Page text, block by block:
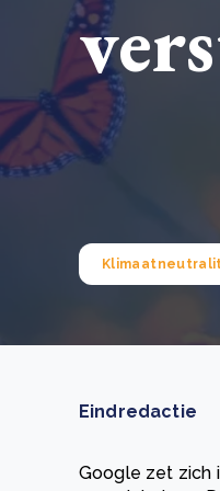
Green Wheels:
CSRD en uw
in 2026?
Eindredactie
Google zet zich